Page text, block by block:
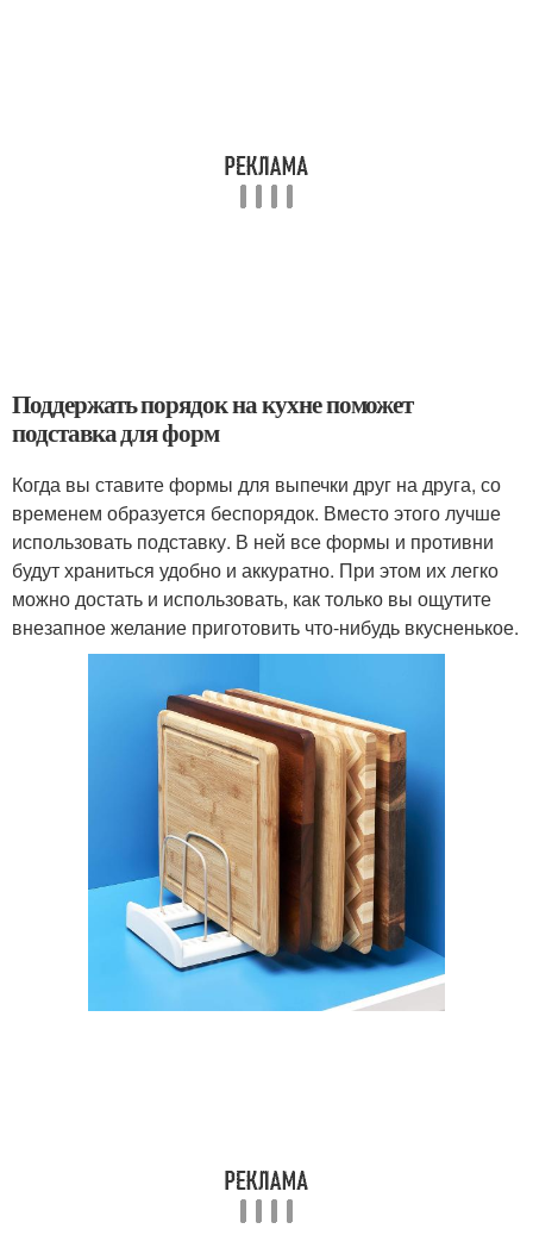
Поддержать порядок на кухне поможет
подставка для форм
Когда вы ставите формы для выпечки друг на друга, со
временем образуется беспорядок. Вместо этого лучше
использовать подставку. В ней все формы и противни
будут храниться удобно и аккуратно. При этом их легко
можно достать и использовать, как только вы ощутите
внезапное желание приготовить что-нибудь вкусненькое.